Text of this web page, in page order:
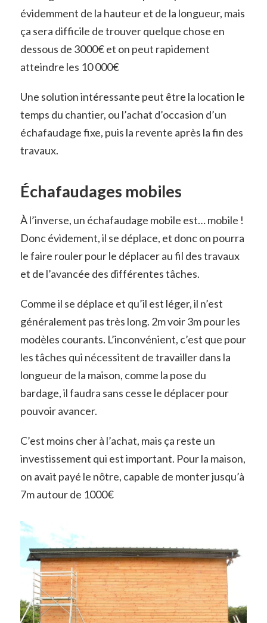
évidemment de la hauteur et de la longueur, mais
ça sera difficile de trouver quelque chose en
dessous de 3000€ et on peut rapidement
atteindre les 10 000€
Une solution intéressante peut être la location le
temps du chantier, ou l’achat d’occasion d’un
échafaudage fixe, puis la revente après la fin des
travaux.
Échafaudages mobiles
À l’inverse, un échafaudage mobile est… mobile !
Donc évidement, il se déplace, et donc on pourra
le faire rouler pour le déplacer au fil des travaux
et de l’avancée des différentes tâches.
Comme il se déplace et qu’il est léger, il n’est
généralement pas très long. 2m voir 3m pour les
modèles courants. L’inconvénient, c’est que pour
les tâches qui nécessitent de travailler dans la
longueur de la maison, comme la pose du
bardage, il faudra sans cesse le déplacer pour
pouvoir avancer.
C’est moins cher à l’achat, mais ça reste un
investissement qui est important. Pour la maison,
on avait payé le nôtre, capable de monter jusqu’à
7m autour de 1000€